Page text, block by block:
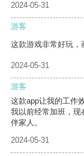
2024-05-31
游客
这款游戏非常好玩，
2024-05-31
游客
这款app让我的工作
我以前经常加班，现
伴家人。
2024-05-31